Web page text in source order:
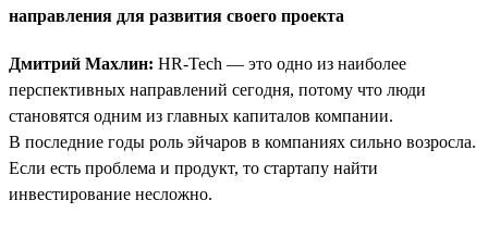
направления для развития своего проекта
Дмитрий Махлин: HR-Tech — это одно из наиболее
перспективных направлений сегодня, потому что люди
становятся одним из главных капиталов компании.
В последние годы роль эйчаров в компаниях сильно возросла.
Если есть проблема и продукт, то стартапу найти
инвестирование несложно.